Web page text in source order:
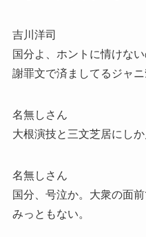
吉川洋司
国分よ、ホントに情けな
謝罪文で済ましてるジャニ
名無しさん
大根演技と三文芝居にし
名無しさん
国分、号泣か。大衆の面
みっともない。